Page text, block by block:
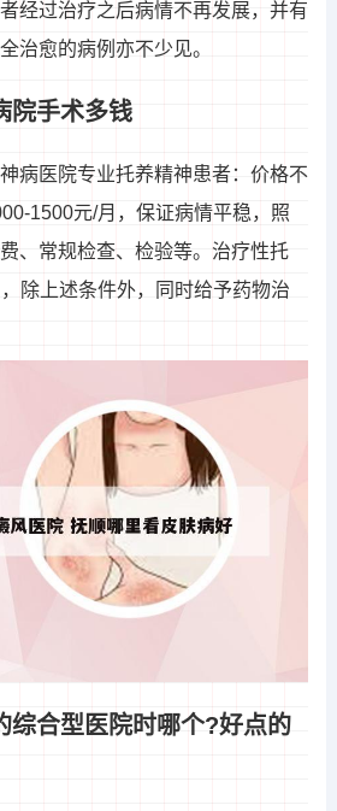
经过治疗之后病情不再发展，并有
治愈的病例亦不少见。
院手术多钱
病医院专业托养精神患者：价格不
1500元/月，保证病情平稳，照
、常规检查、检验等。治疗性托
除上述条件外，同时给予药物治
综合型医院时哪个?好点的